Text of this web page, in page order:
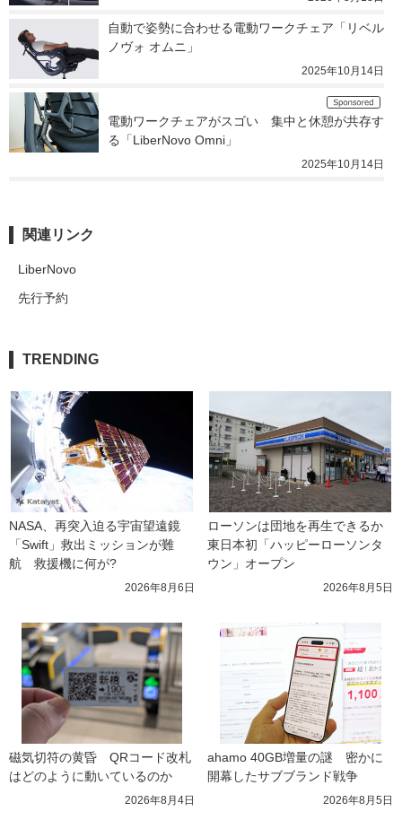
自動で姿勢に合わせる電動ワークチェア「リベル
ノヴォ オムニ」
2025年10月14日
電動ワークチェアがスゴい　集中と休憩が共存す
る「LiberNovo Omni」
2025年10月14日
関連リンク
LiberNovo
先行予約
TRENDING
NASA、再突入迫る宇宙望遠鏡
「Swift」救出ミッションが難
航　救援機に何が?
2026年8月6日
ローソンは団地を再生できるか
東日本初「ハッピーローソンタ
ウン」オープン
2026年8月5日
磁気切符の黄昏　QRコード改札
はどのように動いているのか
2026年8月4日
ahamo 40GB増量の謎　密かに
開幕したサブブランド戦争
2026年8月5日